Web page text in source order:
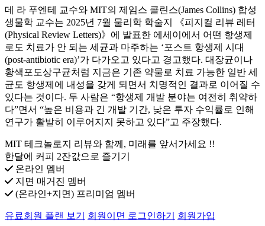
데 라 푸엔테 교수와 MIT의 제임스 콜린스(James Collins) 합성
생물학 교수는 2025년 7월 물리학 학술지 《피지컬 리뷰 레터
(Physical Review Letters)》에 발표한 에세이에서 어떤 항생제
로도 치료가 안 되는 세균과 마주하는 ‘포스트 항생제 시대
(post-antibiotic era)’가 다가오고 있다고 경고했다. 대장균이나
황색포도상구균처럼 지금은 기존 약물로 치료 가능한 일반 세
균도 항생제에 내성을 갖게 되면서 치명적인 결과로 이어질 수
있다는 것이다. 두 사람은 “항생제 개발 분야는 여전히 취약하
다”면서 “높은 비용과 긴 개발 기간, 낮은 투자 수익률로 인해
연구가 활발히 이루어지지 못하고 있다”고 주장했다.
MIT 테크놀로지 리뷰와 함께, 미래를 앞서가세요 !!
한달에 커피 2잔값으로 즐기기
온라인 멤버
지면 매거진 멤버
(온라인+지면) 프리미엄 멤버
유료회원 플랜 보기 회원이면 로그인하기 회원가입